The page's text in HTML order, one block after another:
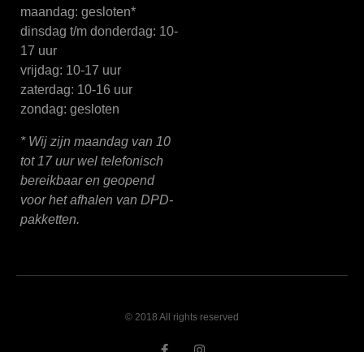
maandag: gesloten*
dinsdag t/m donderdag: 10-
17 uur
vrijdag: 10-17 uur
zaterdag: 10-16 uur
zondag: gesloten
* Wij zijn maandag van 10
tot 17 uur wel telefonisch
bereikbaar en geopend
voor het afhalen van DPD-
pakketten.
© 2018 All rights reserved